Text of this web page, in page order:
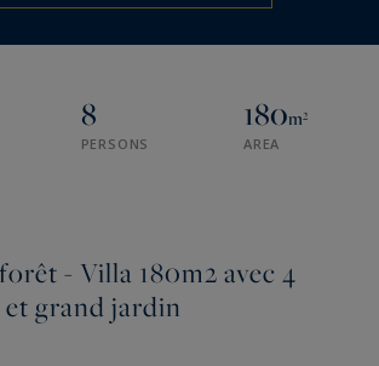
8
PERSONS
180m²
AREA
- Villa 180m2 avec 4
grand jardin